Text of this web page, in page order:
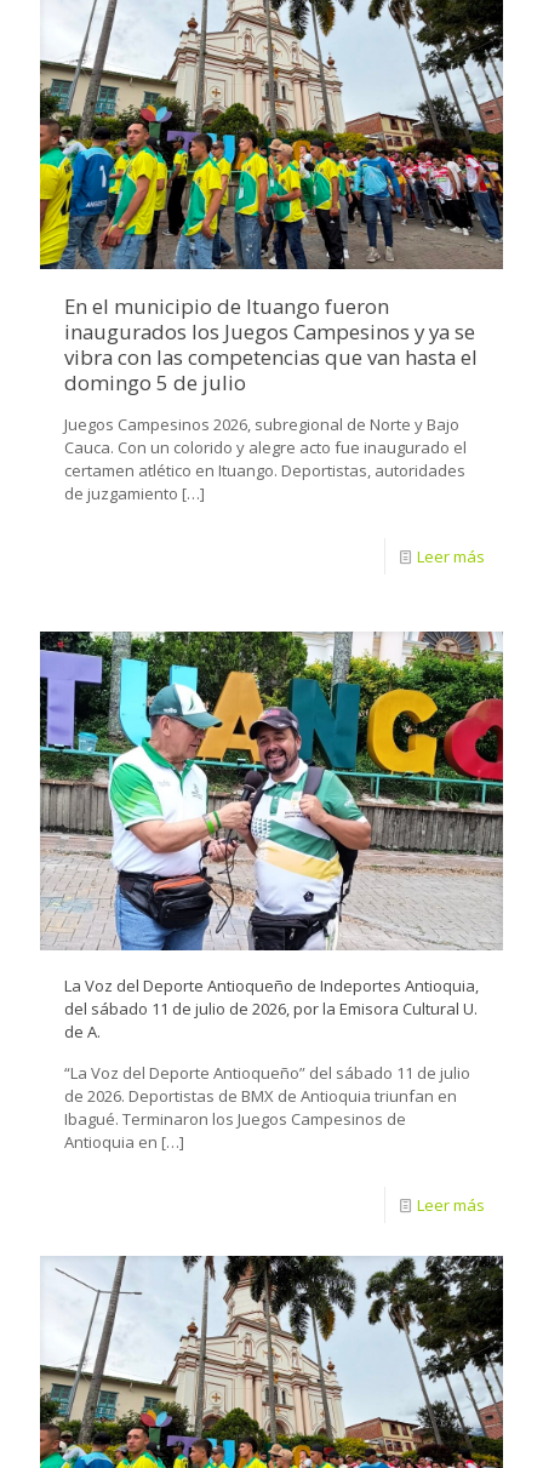
En el municipio de Ituango fueron
inaugurados los Juegos Campesinos y ya se
vibra con las competencias que van hasta el
domingo 5 de julio
Juegos Campesinos 2026, subregional de Norte y Bajo
Cauca. Con un colorido y alegre acto fue inaugurado el
certamen atlético en Ituango. Deportistas, autoridades
de juzgamiento […]
Leer más
La Voz del Deporte Antioqueño de Indeportes Antioquia,
del sábado 11 de julio de 2026, por la Emisora Cultural U.
de A.
“La Voz del Deporte Antioqueño” del sábado 11 de julio
de 2026. Deportistas de BMX de Antioquia triunfan en
Ibagué. Terminaron los Juegos Campesinos de
Antioquia en […]
Leer más